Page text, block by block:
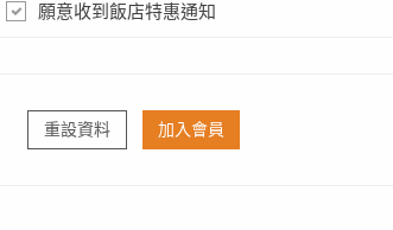
願意收到飯店特惠通知
重設資料 加入會員